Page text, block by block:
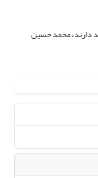
دارند، محمد حسین